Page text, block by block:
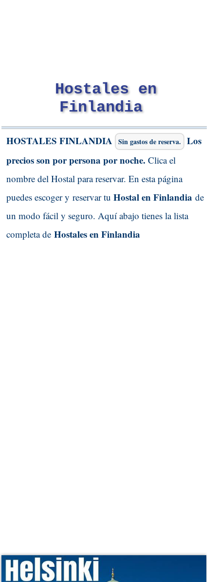
Hostales en
Finlandia
HOSTALES FINLANDIA Sin gastos de reserva.
Los
precios son por persona por noche. Clica el
nombre del Hostal para reservar. En esta página
puedes escoger y reservar tu Hostal en Finlandia de
un modo fácil y seguro. Aquí abajo tienes la lista
completa de Hostales en Finlandia